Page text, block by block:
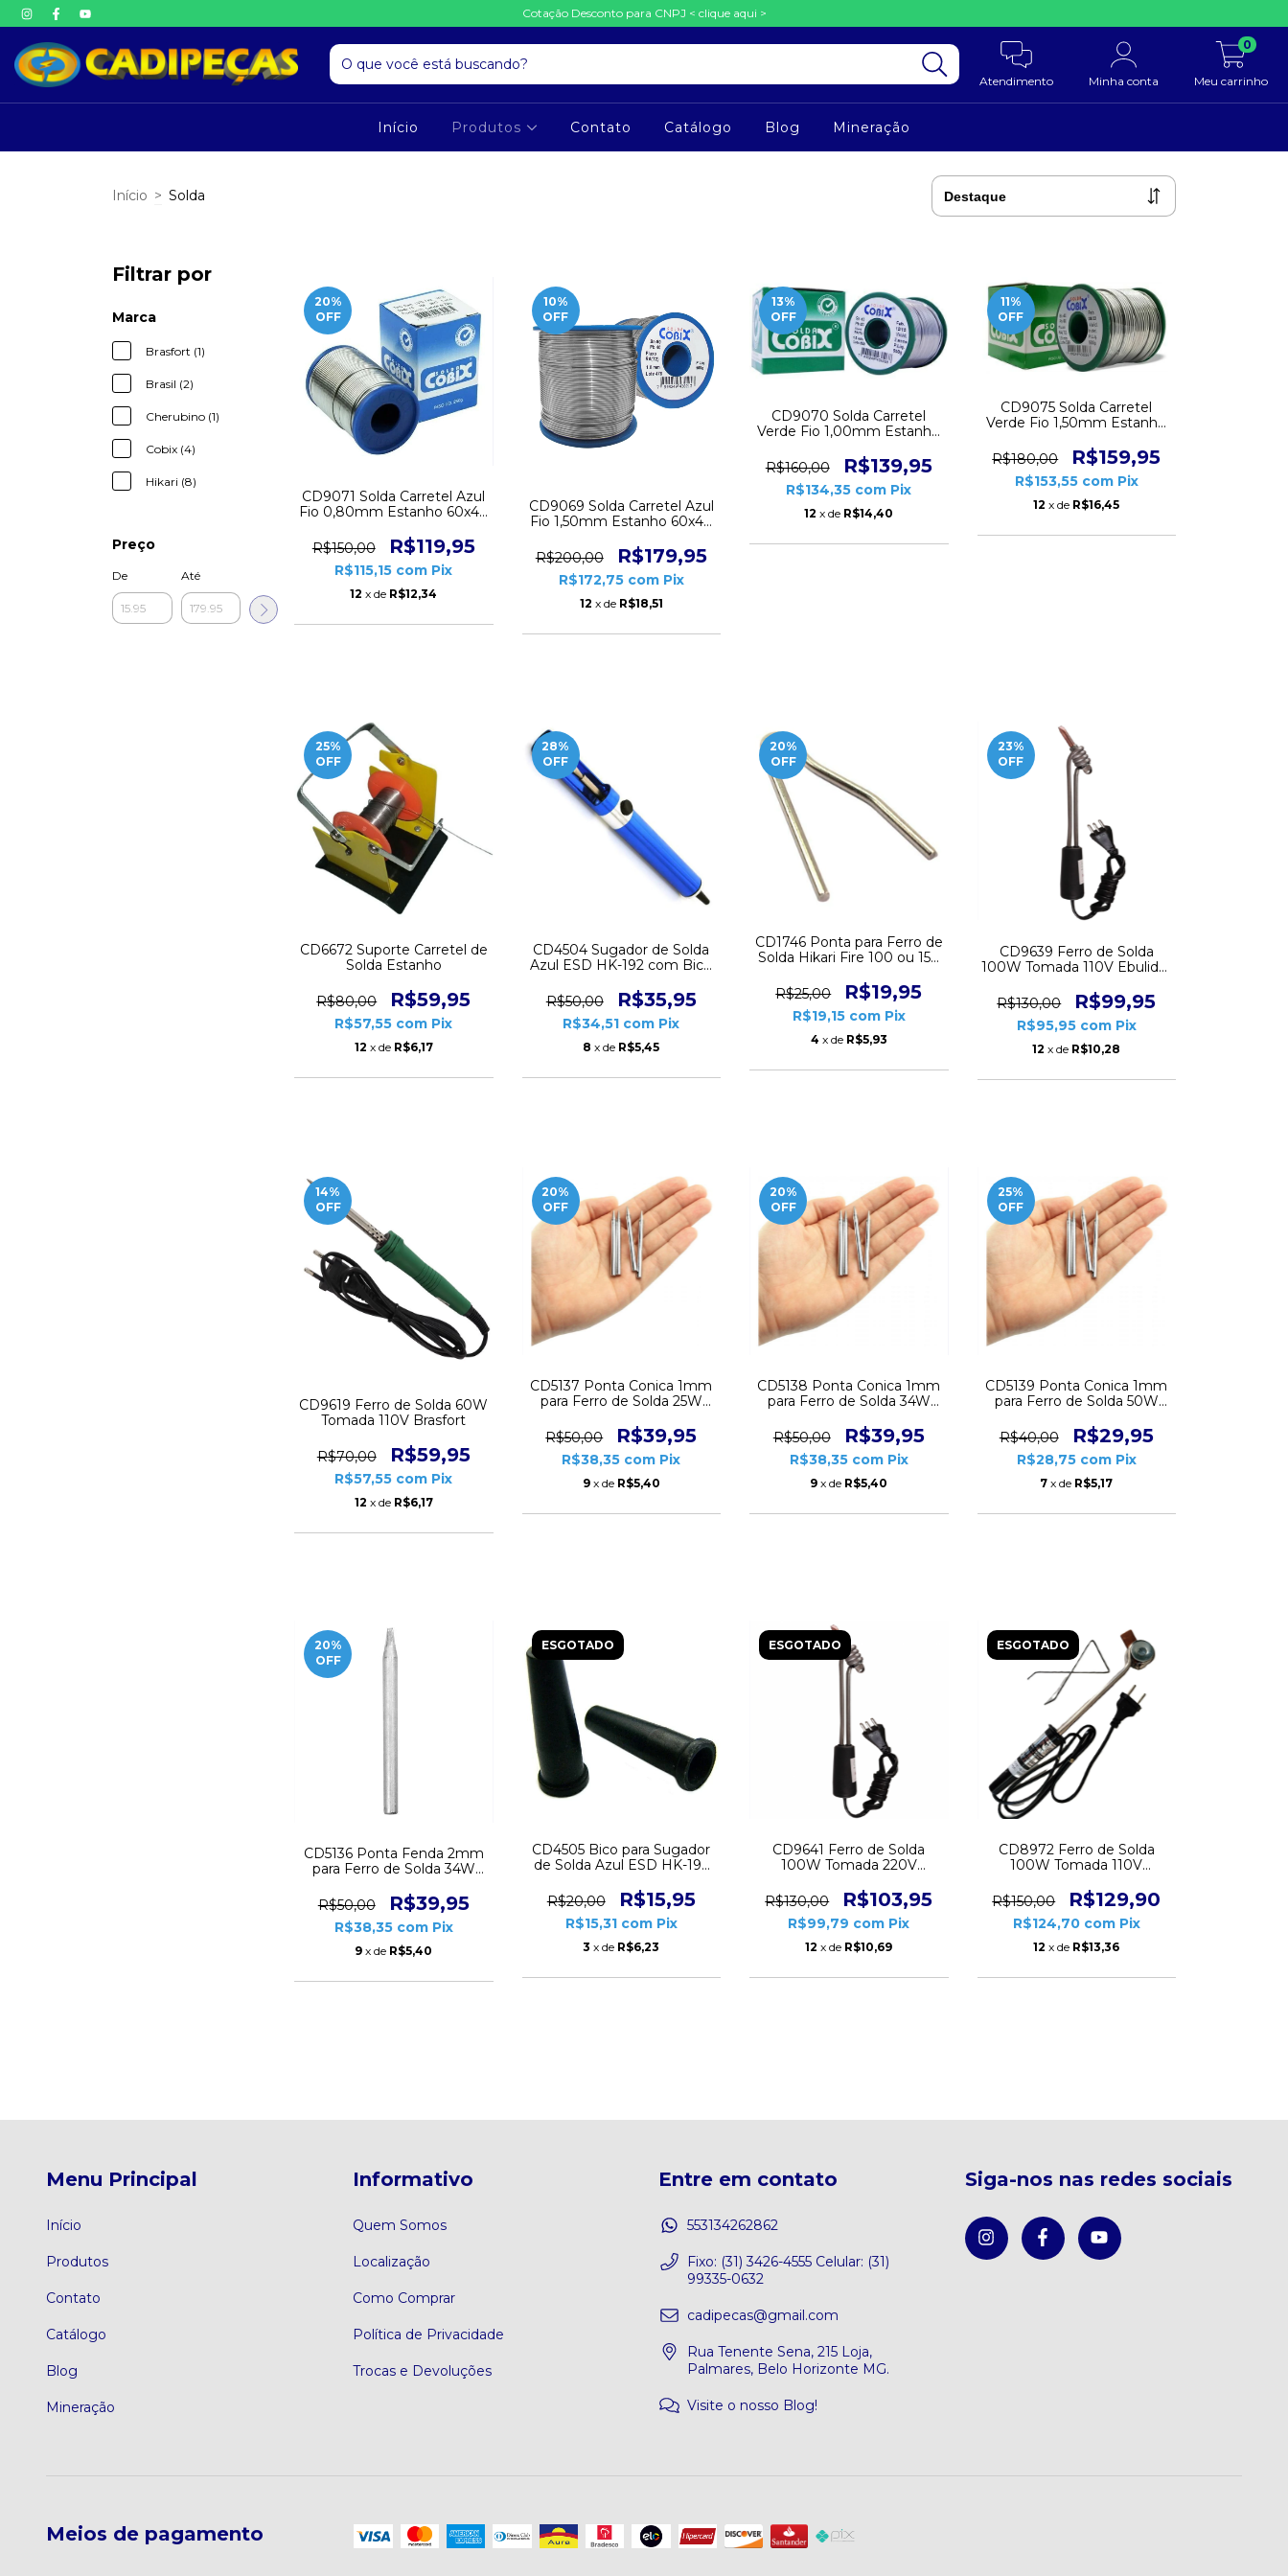
Cotação Desconto para CNPJ < clique aqui >
Atendimento Minha conta Meu carrinho
0
Início Produtos Contato Catálogo Blog Mineração
Início > Solda
Filtrar por
Marca
Brasfort (1)
Brasil (2)
Cherubino (1)
Cobix (4)
Hikari (8)
Preço
De Até
20%
OFF
CD9071 Solda Carretel Azul
Fio 0,80mm Estanho 60x40
R$150,00
R$119,95
R$115,15 com Pix
12 x de R$12,34
10%
OFF
CD9069 Solda Carretel Azul
Fio 1,50mm Estanho 60x40
R$200,00
R$179,95
R$172,75 com Pix
12 x de R$18,51
13%
OFF
CD9070 Solda Carretel
Verde Fio 1,00mm Estanho
R$160,00
R$139,95
R$134,35 com Pix
12 x de R$14,40
11%
OFF
CD9075 Solda Carretel
Verde Fio 1,50mm Estanho
R$180,00
R$159,95
R$153,55 com Pix
12 x de R$16,45
25%
OFF
CD6672 Suporte Carretel de
Solda Estanho
R$80,00 R$59,95
R$57,55 com Pix
12 x de R$6,17
28%
OFF
CD4504 Sugador de Solda
Azul ESD HK-192 com Bico
R$50,00
R$35,95
R$34,51 com Pix
8 x de R$5,45
20%
OFF
CD1746 Ponta para Ferro de
Solda Hikari Fire 100 ou 150
R$25,00
R$19,95
R$19,15 com Pix
4 x de R$5,93
23%
OFF
CD9639 Ferro de Solda
100W Tomada 110V Ebulidor
R$130,00
R$99,95
R$95,95 com Pix
12 x de R$10,28
14%
OFF
CD9619 Ferro de Solda 60W
Tomada 110V Brasfort
R$70,00 R$59,95
R$57,55 com Pix
12 x de R$6,17
20%
OFF
CD5137 Ponta Conica 1mm
para Ferro de Solda 25W
unidades
R$50,00 R$39,95
R$38,35 com Pix
9 x de R$5,40
20%
OFF
CD5138 Ponta Conica 1mm
para Ferro de Solda 34W
unidades
R$50,00 R$39,95
R$38,35 com Pix
9 x de R$5,40
25%
OFF
CD5139 Ponta Conica 1mm
para Ferro de Solda 50W
unidades
R$40,00 R$29,95
R$28,75 com Pix
7 x de R$5,17
20%
OFF
CD5136 Ponta Fenda 2mm
para Ferro de Solda 34W
unidades
R$50,00 R$39,95
R$38,35 com Pix
9 x de R$5,40
ESGOTADO
CD4505 Bico para Sugador
de Solda Azul ESD HK-192
R$20,00
R$15,95
R$15,31 com Pix
3 x de R$6,23
ESGOTADO
CD9641 Ferro de Solda
100W Tomada 220V
Fenda
R$130,00 R$103,95
R$99,79 com Pix
12 x de R$10,69
ESGOTADO
CD8972 Ferro de Solda
100W Tomada 110V
R$150,00
R$129,90
R$124,70 com Pix
12 x de R$13,36
Menu Principal
Início
Produtos
Contato
Catálogo
Blog
Mineração
Informativo
Quem Somos
Localização
Como Comprar
Política de Privacidade
Trocas e Devoluções
Entre em contato
553134262862
Fixo: (31) 3426-4555 Celular: (31)
99335-0632
cadipecas@gmail.com
Rua Tenente Sena, 215 Loja,
Palmares, Belo Horizonte MG.
Visite o nosso Blog!
Siga-nos nas redes sociais
Meios de pagamento